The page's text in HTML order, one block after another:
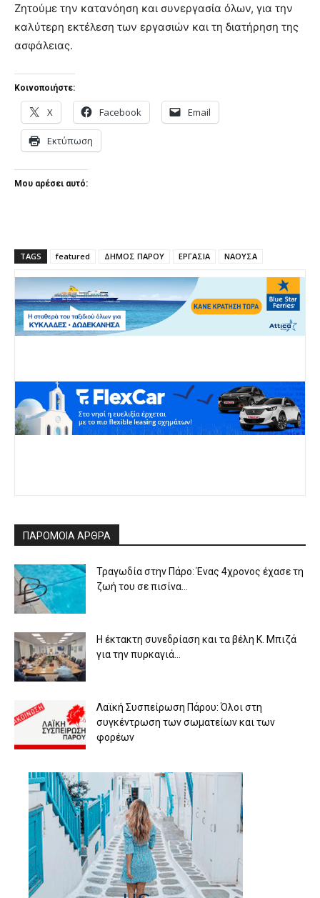
Ζητούμε την κατανόηση και συνεργασία όλων, για την
καλύτερη εκτέλεση των εργασιών και τη διατήρηση της
ασφάλειας.
Κοινοποιήστε:
X Facebook Email
Εκτύπωση
Μου αρέσει αυτό:
TAGS featured ΔΗΜΟΣ ΠΑΡΟΥ ΕΡΓΑΣΙΑ ΝΑΟΥΣΑ
ΠΑΡΟΜΟΙΑ ΑΡΘΡΑ
Τραγωδία στην Πάρο: Ένας 4χρονος έχασε τη
ζωή του σε πισίνα...
Η έκτακτη συνεδρίαση και τα βέλη Κ. Μπιζά
για την πυρκαγιά...
Λαϊκή Συσπείρωση Πάρου: Όλοι στη
συγκέντρωση των σωματείων και των
φορέων